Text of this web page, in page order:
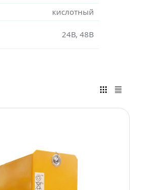
кислотный
24В, 48В